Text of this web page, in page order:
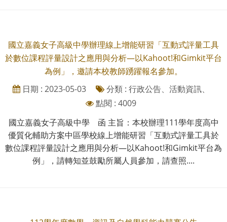
國立嘉義女子高級中學辦理線上增能研習「互動式評量工具
於數位課程評量設計之應用與分析—以Kahoot!和Gimkit平台
為例」，邀請本校教師踴躍報名參加。
日期 : 2023-05-03
分類 : 行政公告、活動資訊、
點閱 : 4009
國立嘉義女子高級中學 函 主旨：本校辦理111學年度高中
優質化輔助方案中區學校線上增能研習「互動式評量工具於
數位課程評量設計之應用與分析—以Kahoot!和Gimkit平台為
例」，請轉知並鼓勵所屬人員參加，請查照....